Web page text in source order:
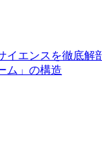
イエンスを徹底解
ム」の構造